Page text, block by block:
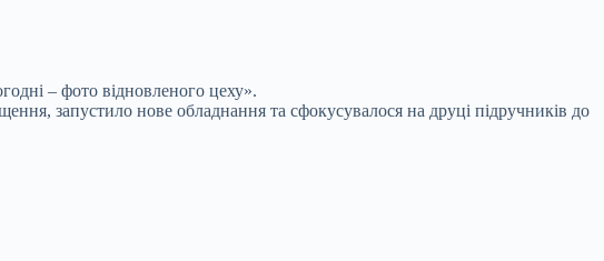
– фото відновленого цеху».
запустило нове обладнання та сфокусувалося на друці підручників до